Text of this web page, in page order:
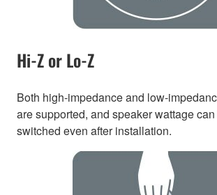
Hi-Z or Lo-Z
Both high-impedance and low-
are supported, and speaker wattage
switched even after installation.